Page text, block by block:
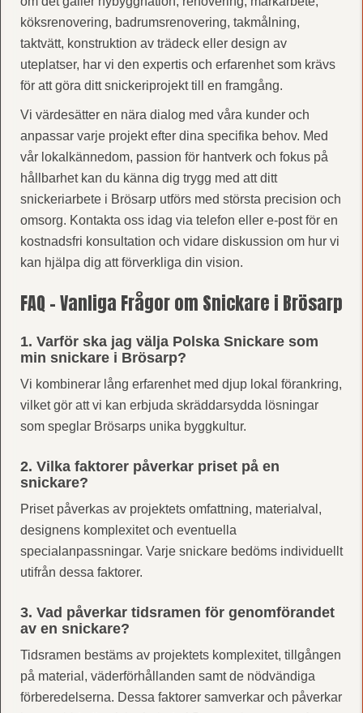
köksrenovering, badrumsrenovering, takmålning,
taktvätt, konstruktion av trädeck eller design av
uteplatser, har vi den expertis och erfarenhet som krävs
för att göra ditt snickeriprojekt till en framgång.
Vi värdesätter en nära dialog med våra kunder och
anpassar varje projekt efter dina specifika behov. Med
vår lokalkännedom, passion för hantverk och fokus på
hållbarhet kan du känna dig trygg med att ditt
snickeriarbete i Brösarp utförs med största precision och
omsorg. Kontakta oss idag via telefon eller e-post för en
kostnadsfri konsultation och vidare diskussion om hur vi
kan hjälpa dig att förverkliga din vision.
FAQ - Vanliga Frågor om Snickare i Brösarp
1. Varför ska jag välja Polska Snickare som
min snickare i Brösarp?
Vi kombinerar lång erfarenhet med djup lokal förankring,
vilket gör att vi kan erbjuda skräddarsydda lösningar
som speglar Brösarps unika byggkultur.
2. Vilka faktorer påverkar priset på en
snickare?
Priset påverkas av projektets omfattning, materialval,
designens komplexitet och eventuella
specialanpassningar. Varje snickare bedöms individuellt
utifrån dessa faktorer.
3. Vad påverkar tidsramen för genomförandet
av en snickare?
Tidsramen bestäms av projektets komplexitet, tillgången
på material, väderförhållanden samt de nödvändiga
förberedelserna. Dessa faktorer samverkar och påverkar